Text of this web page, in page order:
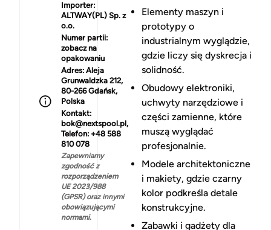
Importer:
ALTWAY(PL) Sp. z
o.o.
Numer partii:
zobacz na
opakowaniu
Adres: Aleja
Grunwaldzka 212,
80-266 Gdańsk,
Polska
Kontakt:
bok@nextspool.pl,
Telefon: +48 588
810 078
Zapewniamy
zgodność z
rozporządzeniem
UE 2023/988
(GPSR) oraz innymi
obowiązującymi
normami.
Elementy maszyn i
prototypy o
industrialnym wyglądzie,
gdzie liczy się dyskrecja i
solidność.
Obudowy elektroniki,
uchwyty narzędziowe i
części zamienne, które
muszą wyglądać
profesjonalnie.
Modele architektoniczne
i makiety, gdzie czarny
kolor podkreśla detale
konstrukcyjne.
Zabawki i gadżety dla